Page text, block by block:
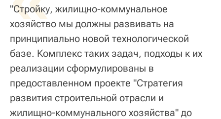
"Стройку, жилищно-коммунальное
хозяйство мы должны развивать на
принципиально новой технологической
базе. Комплекс таких задач, подходы к их
реализации сформулированы в
предоставленном проекте "Стратегия
развития строительной отрасли и
жилищно-коммунального хозяйства" до